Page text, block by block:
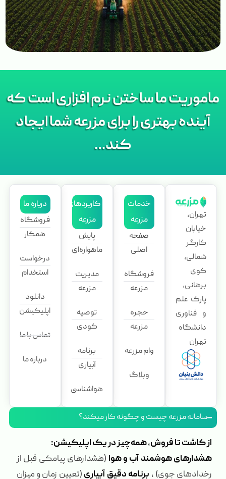
ماموریت ما ساختن نرم افزاری است که
آینده بهتری را برای مزرعه شما ایجاد
کند…
تهران،
خیابان
کارگر
شمالی،
کوی
برهانی،
پارک علم
و فناوری
دانشگاه
تهران
خدمات
مزرعه
صفحه
اصلی
فروشگاه
مزرعه
حجره
مزرعه
وام مزرعه
وبلاگ
کاربردهای
مزرعه
پایش
ماهواره‌ای
مدیریت
مزرعه
توصیه
کودی
برنامه
آبیاری
هواشناسی
درباره ما
فروشگاه
همکار
درخواست
استخدام
دانلود
اپلیکیشن
تماس با ما
درباره ما
سامانه مزرعه چیست و چگونه کار میکند؟
از کاشت تا فروش، همه‌چیز در یک اپلیکیشن:
هشدارهای هوشمند آب و هوا (هشدارهای پیامکی قبل از
رخدادهای جوی) ، برنامه دقیق آبیاری (تعیین زمان و میزان